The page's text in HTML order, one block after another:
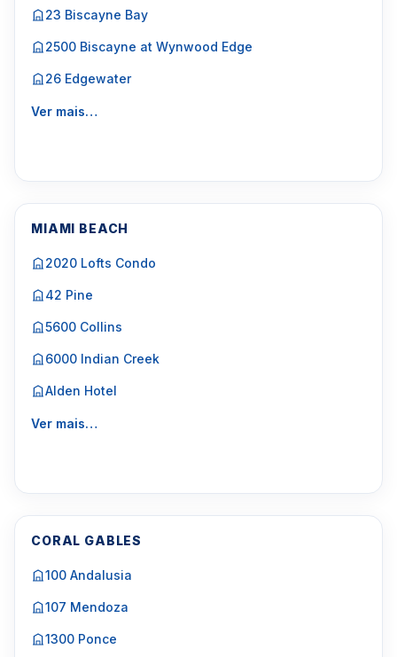
23 Biscayne Bay
2500 Biscayne at Wynwood Edge
26 Edgewater
Ver mais…
MIAMI BEACH
2020 Lofts Condo
42 Pine
5600 Collins
6000 Indian Creek
Alden Hotel
Ver mais…
CORAL GABLES
100 Andalusia
107 Mendoza
1300 Ponce